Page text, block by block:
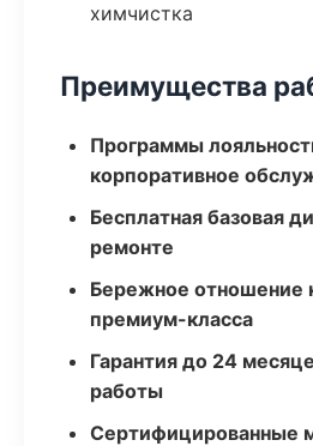
химчистка
Преимущества
Программы
корпоративное
Бесплатная базовая
ремонте
Бережное отношение
премиум-класса
Гарантия до 24
работы
Сертифицированные